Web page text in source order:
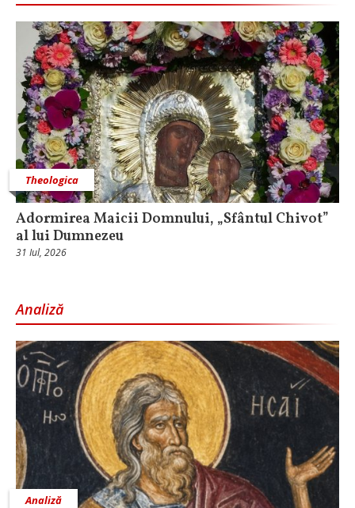
Theologica
Adormirea Maicii Domnului, „Sfântul Chivot”
al lui Dumnezeu
31 Iul, 2026
Analiză
Analiză